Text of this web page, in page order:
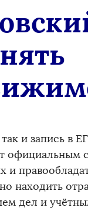
и запись в
официальным
и
находить
дел и